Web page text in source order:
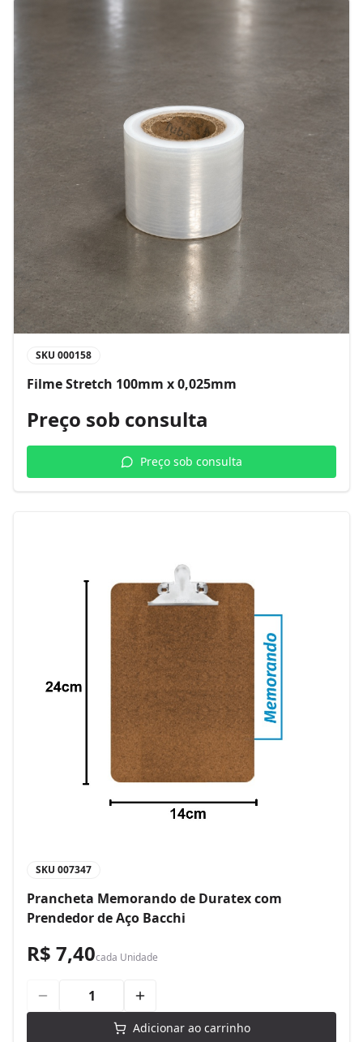
SKU 000158
Filme Stretch 100mm x 0,025mm
Preço sob consulta
Preço sob consulta
SKU 007347
Prancheta Memorando de Duratex com
Prendedor de Aço Bacchi
R$ 7,40cada Unidade
Adicionar ao carrinho